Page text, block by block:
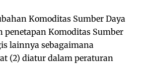
Komoditas Sumber Daya
penetapan Komoditas Sumber
lainnya sebagaimana
(2) diatur dalam peraturan